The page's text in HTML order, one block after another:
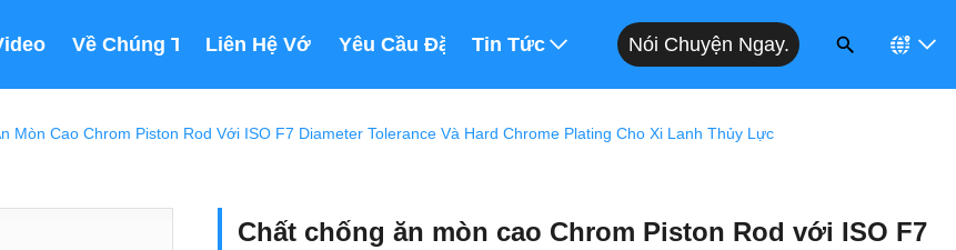
Về Chúng Tôi Liên Hệ Với Chúng TôiYêu Cầu Đặt GiáTin Tức Nói Chuyện Ngay.
Mòn Cao Chrom Piston Rod Với ISO F7 Diameter Tolerance Và Hard Chrome Plating Cho Xi Lanh Thủy Lực
Chất chống ăn mòn cao Chrom Piston Rod với ISO F7